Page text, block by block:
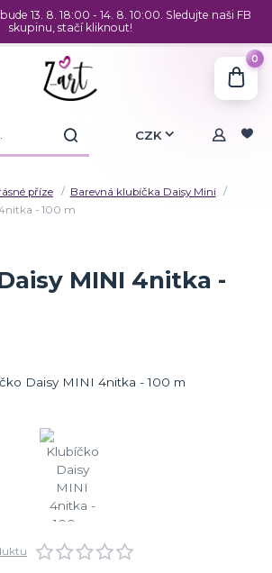
13. 8. 18:00 - 14. 8. 10:00. Sledujte naši FB
skupinu, stačí kliknout!
CZK
0
příze
Barevná klubíčka Daisy Mini
- 100 m
MINI 4nitka -